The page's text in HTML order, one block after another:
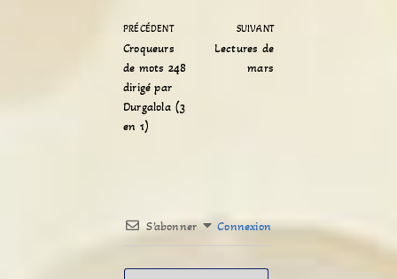
PRÉCÉDENT
Croqueurs
de mots 248
dirigé par
Durgalola (3
en 1)
SUIVANT
Lectures de
mars
S’abonner Connexion